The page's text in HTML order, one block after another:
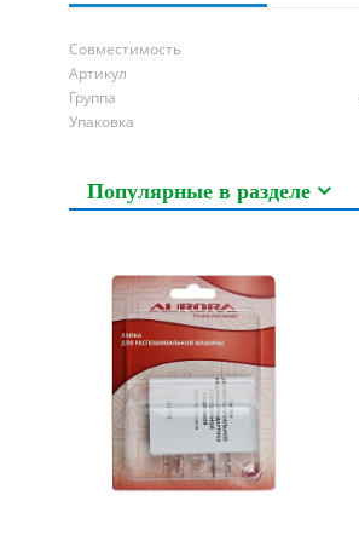
Совместимость
Артикул
Группа
Упаковка
Популярные в разделе